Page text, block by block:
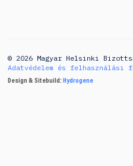
© 2026 Magyar Helsinki
Adatvédelem és felhasználási
Design & Sitebuild: Hydrogene